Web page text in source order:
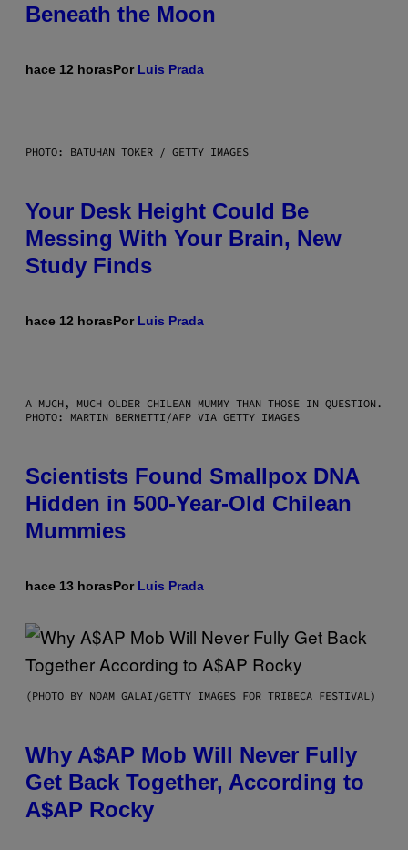
Beneath the Moon
hace 12 horasPor Luis Prada
PHOTO: BATUHAN TOKER / GETTY IMAGES
Your Desk Height Could Be
Messing With Your Brain, New
Study Finds
hace 12 horasPor Luis Prada
A MUCH, MUCH OLDER CHILEAN MUMMY THAN THOSE IN QUESTION.
PHOTO: MARTIN BERNETTI/AFP VIA GETTY IMAGES
Scientists Found Smallpox DNA
Hidden in 500-Year-Old Chilean
Mummies
hace 13 horasPor Luis Prada
(PHOTO BY NOAM GALAI/GETTY IMAGES FOR TRIBECA FESTIVAL)
Why A$AP Mob Will Never Fully
Get Back Together, According to
A$AP Rocky